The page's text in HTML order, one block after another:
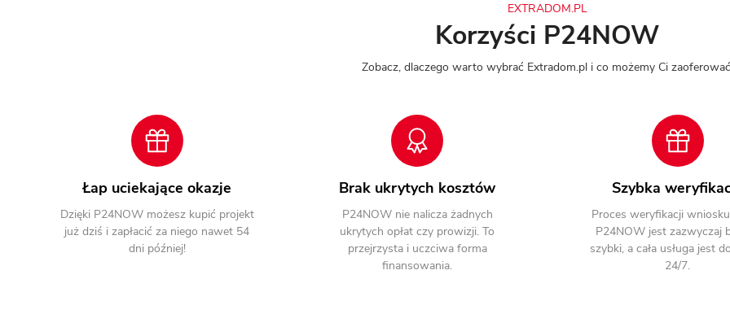
EXTRADOM.PL
Korzyści P24NOW
Zobacz, dlaczego warto wybrać Extradom.pl i co możemy Ci
Łap uciekające okazje
Dzięki P24NOW możesz kupić projekt
już dziś i zapłacić za niego nawet 54
dni później!
Brak ukrytych kosztów
P24NOW nie nalicza żadnych
ukrytych opłat czy prowizji. To
przejrzysta i uczciwa forma
finansowania.
Szybka
Proces weryfikacji
P24NOW jest zazwyczaj
szybki, a cała usługa jest
24/7.